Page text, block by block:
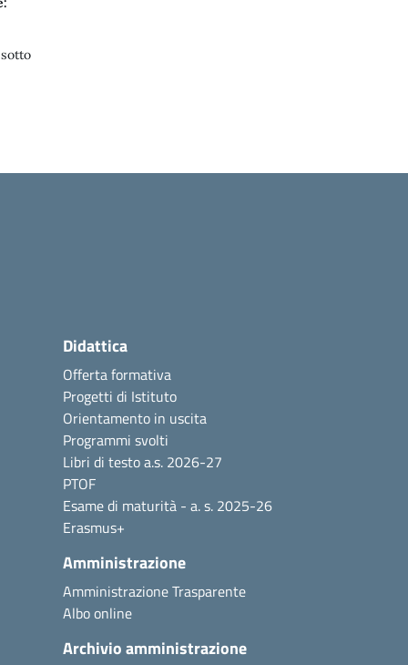
Didattica
Offerta formativa
Progetti di Istituto
Orientamento in uscita
Programmi svolti
Libri di testo a.s. 2026-27
PTOF
Esame di maturità - a. s. 2025-26
Erasmus+
Amministrazione
Amministrazione Trasparente
Albo online
Archivio amministrazione